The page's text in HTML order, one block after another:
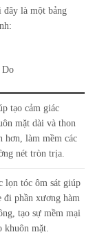
đây là một bảng
tạo cảm giác
mặt dài và thon
hơn, làm mềm các
nét tròn trịa.
lọn tóc ôm sát giúp
đi phần xương hàm
tạo sự mềm mại
khuôn mặt.